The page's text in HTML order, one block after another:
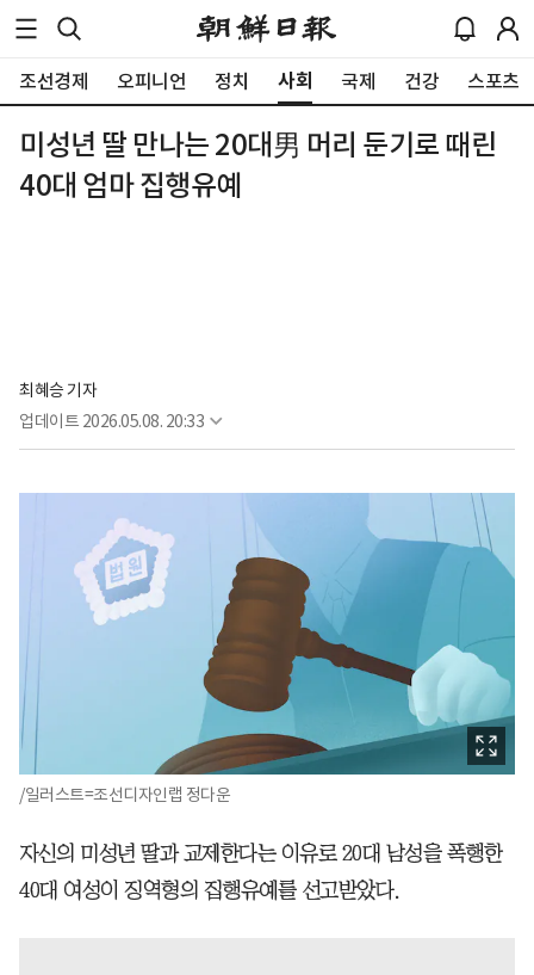
조선경제 오피니언 정치 사회 국제 건강 스포츠
미성년 딸 만나는 20대男 머리 둔기로 때린
40대 엄마 집행유예
최혜승 기자
업데이트 2026.05.08. 20:33
/일러스트=조선디자인랩 정다운
자신의 미성년 딸과 교제한다는 이유로 20대 남성을 폭행한
40대 여성이 징역형의 집행유예를 선고받았다.